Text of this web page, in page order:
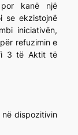
kanë një
se ekzistojnë
iniciativën,
refuzimin e
3 të Aktit të
dispozitivin